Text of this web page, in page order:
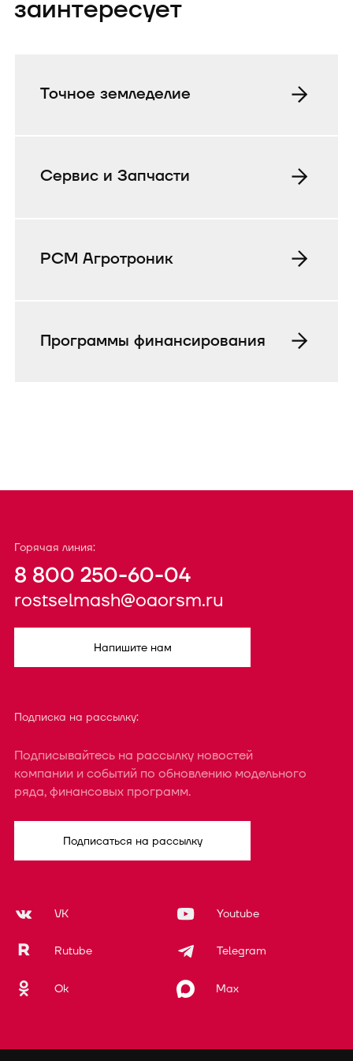
заинтересует
Точное земледелие
Сервис и Запчасти
РСМ Агротроник
Программы финансирования
Горячая линия:
8 800 250-60-04
rostselmash@oaorsm.ru
Напишите нам
Подписка на рассылку:
Подписывайтесь на рассылку новостей
компании и событий по обновлению модельного
ряда, финансовых программ.
Подписаться на рассылку
VK Youtube
Rutube Telegram
Ok Max